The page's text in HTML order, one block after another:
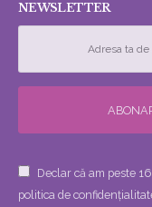
NEWSLETTER
Declar că am peste
politica de